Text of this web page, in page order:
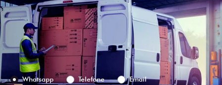
Versão escolhida
Preferência de contato:
Whatsapp
Telefone Email